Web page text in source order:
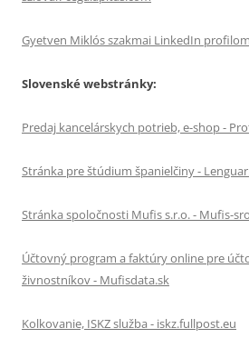
Gyetven Miklós szakmai LinkedIn profilom
Slovenské webstránky:
Predaj kancelárskych potrieb, e-shop -
Stránka pre štúdium španielčiny -
Stránka spoločnosti Mufis s.r.o. - Mufis-
Účtovný program a faktúry online pre
živnostníkov - Mufisdata.sk
Kolkovanie, ISKZ služba - iskz.fullpost.eu